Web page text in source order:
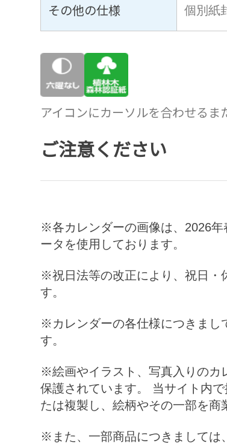
その他の仕様 個別紙
アイコンにカーソルを合わせるま
ご注意ください
※各カレンダーの画像は、 2026年
ータを使用しております。
※祝日法等の改正により、祝日・
す。
※カレンダーの各仕様につきまし
す。
※絵画やイラスト、写真入りのカ
保護されています。 当サイト内
たは複製し、絵柄やその一部を商
※また、一部商品につきましては